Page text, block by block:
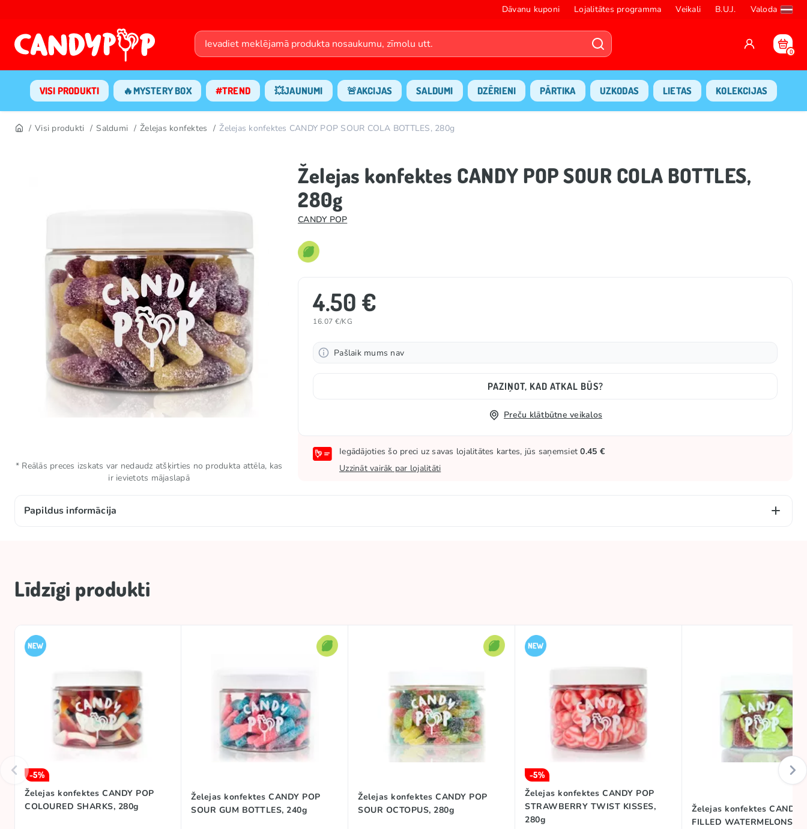
Dāvanu kuponi Lojalitātes programma Veikali B.U.J. Valoda
0
VISI PRODUKTI 🔥MYSTERY BOX #TREND 💥JAUNUMI 🚨AKCIJAS SALDUMI DZĒRIENI PĀRTIKA UZKODAS LIETAS KOLEKCIJAS
Visi produkti Saldumi Želejas konfektes Želejas konfektes CANDY POP SOUR COLA BOTTLES, 280g
Želejas konfektes CANDY POP SOUR COLA BOTTLES,
280g
CANDY POP
4.50 €
16.07 €/KG
Pašlaik mums nav
PAZIŅOT, KAD ATKAL BŪS?
Preču klātbūtne veikalos
Iegādājoties šo preci uz savas lojalitātes kartes, jūs saņemsiet0.45 €
Uzzināt vairāk par lojalitāti
Papildus informācija
Kolekcijas
* Reālās preces izskats var nedaudz atšķirties no produkta attēla, kas
ir ievietots mājaslapā
Līdzīgi produkti
-5%
Želejas konfektes CANDY POP
COLOURED SHARKS, 280g
Želejas konfektes CANDY POP
SOUR GUM BOTTLES, 240g
Želejas konfektes CANDY POP
SOUR OCTOPUS, 280g
-5%
Želejas konfektes CANDY POP
STRAWBERRY TWIST KISSES,
280g
Želejas konfektes CANDY
FILLED WATERMELONS,